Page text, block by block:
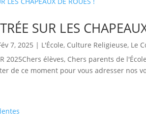
SUR LES
7, 2025 | L'École, Culture Religieuse, Le
2025Chers élèves, Chers parents de
de ce moment pour vous adresser nos